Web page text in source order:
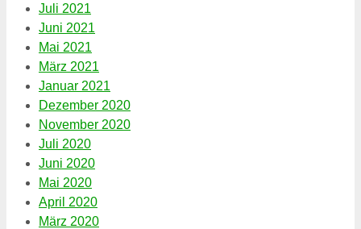
Juli 2021
Juni 2021
Mai 2021
März 2021
Januar 2021
Dezember 2020
November 2020
Juli 2020
Juni 2020
Mai 2020
April 2020
März 2020